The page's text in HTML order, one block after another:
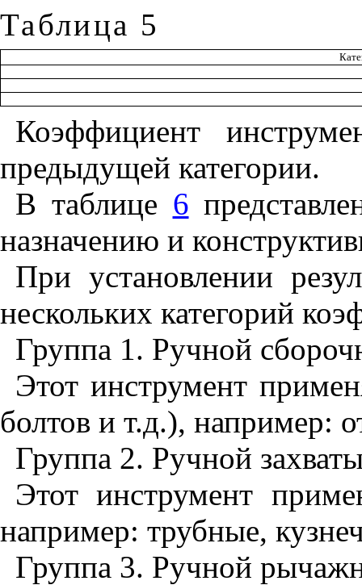
Таблица 5
Коэффициент
предыдущей категории.
В таблице 6
назначению и
При установлении
нескольких категорий
Группа 1. Ручной
Этот инструмент
болтов и т.д.), например:
Группа 2. Ручной
Этот инструмент
например: трубные,
Группа 3. Ручной